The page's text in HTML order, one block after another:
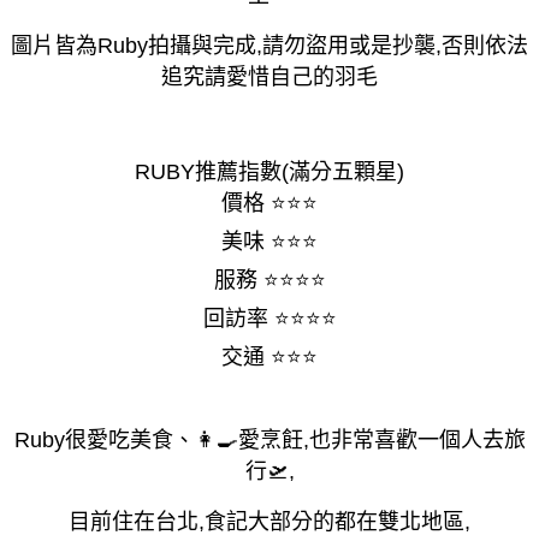
圖片皆為Ruby拍攝與完成,請勿盜用或是抄襲,否則依法
追究請愛惜自己的羽毛
RUBY推薦指數(滿分五顆星)
價格 ⭐⭐⭐
美味 ⭐⭐⭐
服務 ⭐⭐⭐⭐
回訪率 ⭐⭐⭐⭐
交通 ⭐⭐⭐
Ruby很愛吃美食、👩🍳愛烹飪,也非常喜歡一個人去旅
行🛫,
目前住在台北,食記大部分的都在雙北地區,